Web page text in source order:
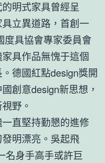
明式家具曾經呈
立異道路，首創一
度具協會專家委員會
具作品無愧于這個
德國紅點design獎開
創意design新思想，
野。
直堅持勤懇的進修
明漂亮。吳起飛
名身手高手或許巨